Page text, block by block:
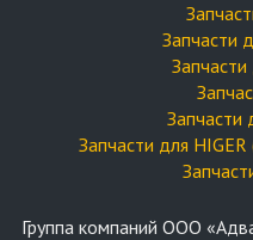
Запчасти
Запчасти
Запчасти для
Группа компаний OOO